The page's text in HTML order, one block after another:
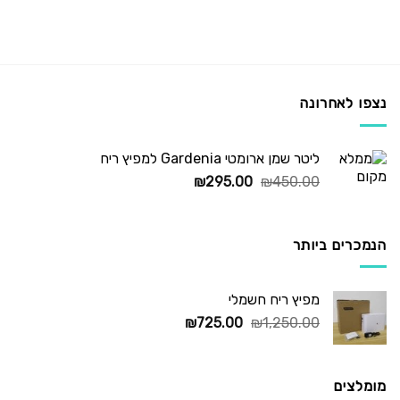
נצפו לאחרונה
ליטר שמן ארומטי Gardenia למפיץ ריח
₪450.00
המחיר
₪295.00
המחיר
הנמכרים ביותר
מפיץ ריח חשמלי
₪1,250.00
המחיר
₪725.00
המחיר
מומלצים